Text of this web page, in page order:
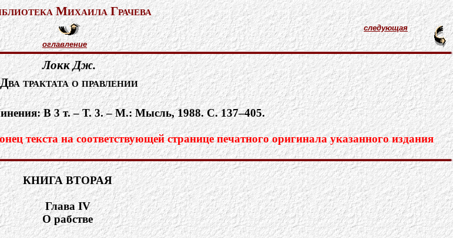
Михаила Грачева
следующая
оглавление
Локк Дж.
Два трактата о правлении
В 3 т. – Т. 3. – М.: Мысль, 1988. С. 137–405.
текста на соответствующей странице печатного оригинала указанного издания
КНИГА ВТОРАЯ
Глава IV
О рабстве